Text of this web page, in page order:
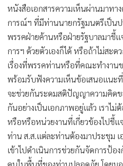
หนังสือเอกสารความเห็นผ่านมาท
การณ์ฯ ที่มีท่านนายกรัฐมนตรีเป็น
พรรคฝ่ายค้านหรือฝ่ายรัฐบาลมาชี้
การฯ ด้วยตัวเองก็ได้ หรือถ้าไม่สะ
เรื่องที่พรรคท่านหรือที่คณะทำงานข
พร้อมรับฟังความเห็นข้อเสนอแนะ
จะช่วยกันระดมสติปัญญาความคิด
กันอย่างเป็นเอกภาพอยู่แล้ว เราไม่
หรือหรือหน่วยงานที่เกี่ยวข้องไปชี้แ
ท่าน ส.ส.แต่ละท่านต้องมาประชุม เ
เข้าไปดำเนินการช่วยกันจัดการป้